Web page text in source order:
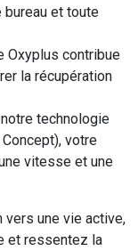
et toute
Oxyplus contribue
la récupération
notre technologie
, votre
vitesse et une
une vie active,
et ressentez la